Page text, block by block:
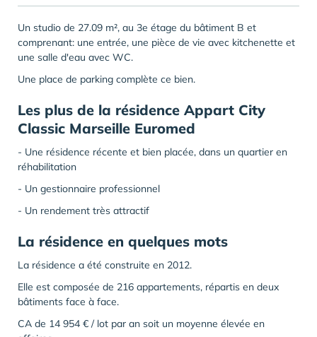
Un studio de 27.09 m², au 3e étage du bâtiment B et
comprenant: une entrée, une pièce de vie avec kitchenette et
une salle d'eau avec WC.
Une place de parking complète ce bien.
Les plus de la résidence Appart City
Classic Marseille Euromed
- Une résidence récente et bien placée, dans un quartier en
réhabilitation
- Un gestionnaire professionnel
- Un rendement très attractif
La résidence en quelques mots
La résidence a été construite en 2012.
Elle est composée de 216 appartements, répartis en deux
bâtiments face à face.
CA de 14 954 € / lot par an soit un moyenne élevée en